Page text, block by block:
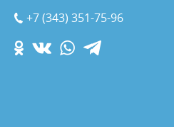
+7 (343) 351-75-96